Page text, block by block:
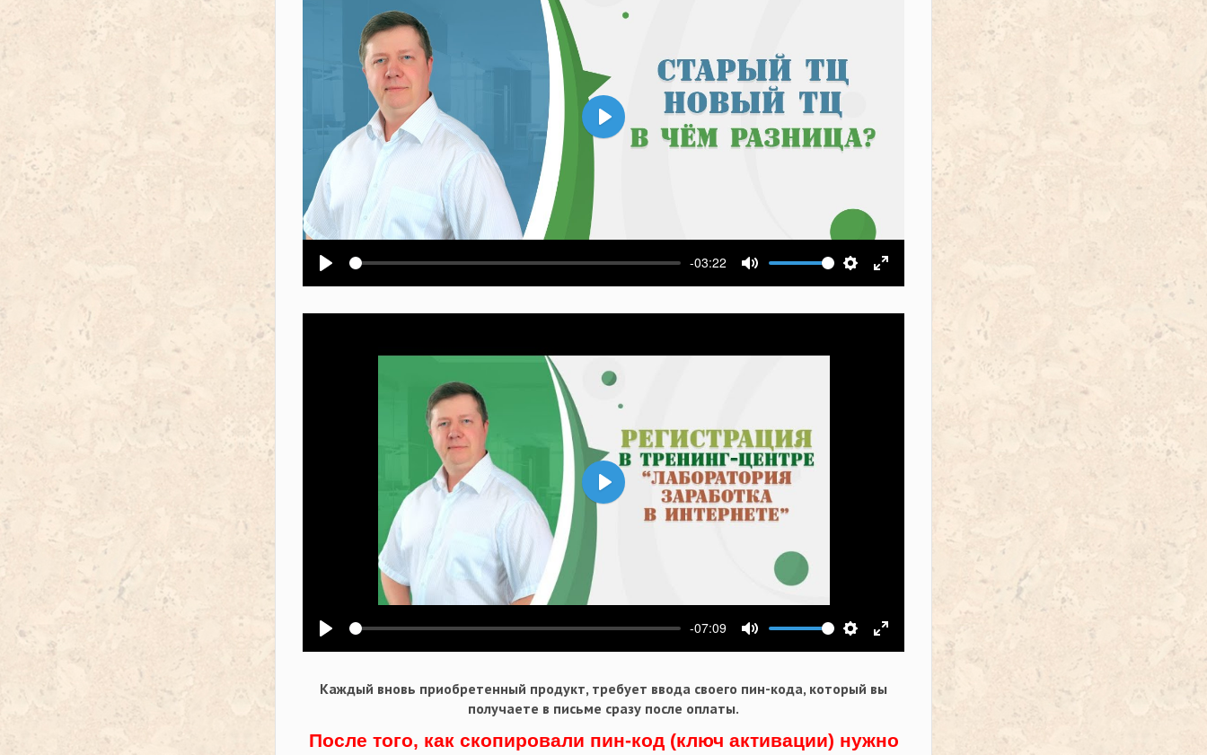
Воспроизвести
-03:22
Выключить звукНастройки
На весь экран
Воспроизвести
Воспроизвести
-07:09
Выключить звукНастройки
На весь экран
Воспроизвести
Каждый вновь приобретенный продукт, требует ввода своего пин-кода, который вы
получаете в письме сразу после оплаты.
После того, как скопировали пин-код (ключ активации) нужно